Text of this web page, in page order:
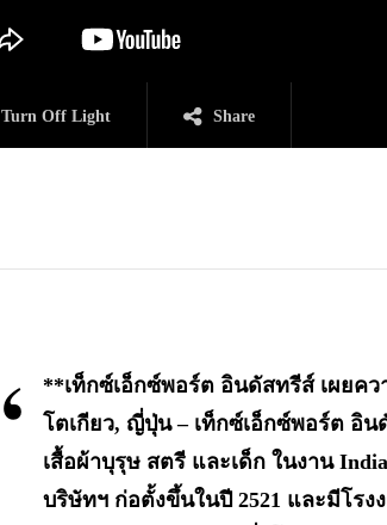
Turn Off Light Share
**เท็กซ์เอ็กซ์พอร์ต อินดัสทรีส์ เผยคว
โตเกียว, ญี่ปุ่น – เท็กซ์เอ็กซ์พอร์ต อิ
เสื้อผ้าบุรุษ สตรี และเด็ก ในงาน
บริษัทฯ ก่อตั้งขึ้นในปี 2521 และมีโร